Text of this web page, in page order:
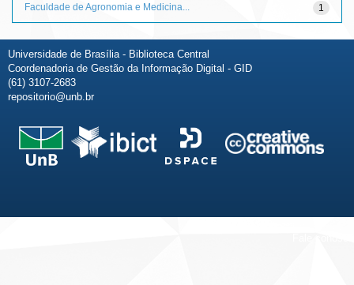
1
Faculdade de Agronomia e Medicina...
Universidade de Brasília - Biblioteca Central
Coordenadoria de Gestão da Informação Digital - GID
(61) 3107-2683
repositorio@unb.br